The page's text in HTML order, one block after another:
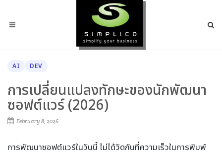
AI DEV
การเปลี่ยนแปลงทักษะของนักพัฒนา
ซอฟต์แวร์ (2026)
February 8, 2026
การพัฒนาซอฟต์แวร์ในวันนี้ ไม่ได้วัดกันที่ความเร็วในการพิมพ์